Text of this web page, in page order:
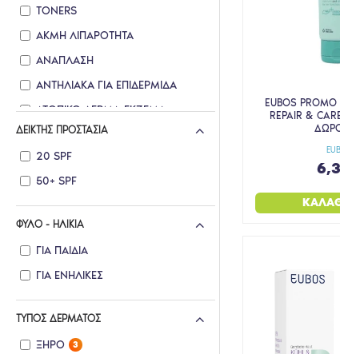
TONERS
ΑΚΜΗ ΛΙΠΑΡΟΤΗΤΑ
ΑΝΑΠΛΑΣΗ
ΑΝΤΗΛΙΑΚΑ ΓΙΑ ΕΠΙΔΕΡΜΙΔΑ
ΑΤΟΠΙΚΟ ΔΕΡΜΑ-ΕΚΖΕΜΑ
ΕΝΥΔΑΤΩΣΗ ΑΚΡΩΝ
ΕΝΥΔΑΤΩΣΗ ΓΙΑ ΜΩΡΑ/ ΠΑΙΔΙΑ
ΕΝΥΔΑΤΩΣΗ ΠΡΟΣΩΠΟΥ
ΕΝΥΔΑΤΩΣΗ ΣΩΜΑΤΟΣ
ΕΥΑΙΣΘΗΤΟ ΤΡΙΧΩΤΟ
ΕΥΑΙΣΘΗΤΟ-ΕΡΕΘΙΣΜΕΝΟ
ΤΎΠΟΣ ΔΈΡΜΑΤΟΣ
ΞΗΡΌ 3
ΔΕΊΚΤΗΣ ΠΡΟΣΤΑΣΊΑ
20 SPF
50+ SPF
ΦΎΛΟ - ΗΛΙΚΊΑ
ΓΙΑ ΠΑΙΔΙΆ
ΓΙΑ ΕΝΉΛΙΚΕΣ
EUBOS
REPAIR &